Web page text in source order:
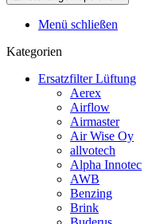
Menü schließen
Kategorien
Ersatzfilter Lüftung
Aerex
Airflow
Airmaster
Air Wise Oy
allvotech
Alpha Innotec
AWB
Benzing
Brink